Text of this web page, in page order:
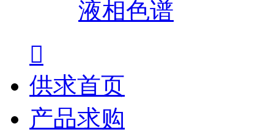
液相色谱

供求首页
产品求购